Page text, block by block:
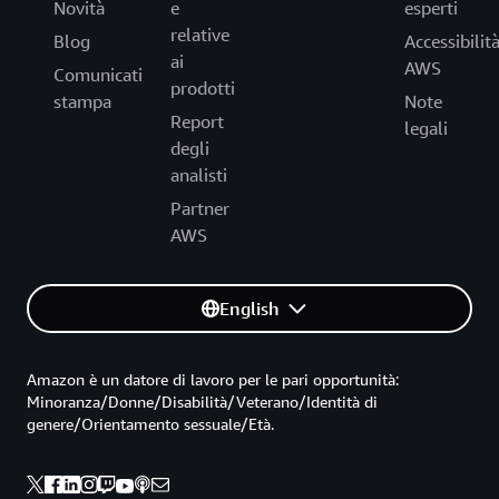
Novità
Blog
Comunicati
stampa
e
relative
ai
prodotti
Report
degli
analisti
Partner
AWS
esperti
Accessibilità
AWS
Note
legali
English
Amazon è un datore di lavoro per le pari opportunità:
Minoranza/Donne/Disabilità/Veterano/Identità di
genere/Orientamento sessuale/Età.